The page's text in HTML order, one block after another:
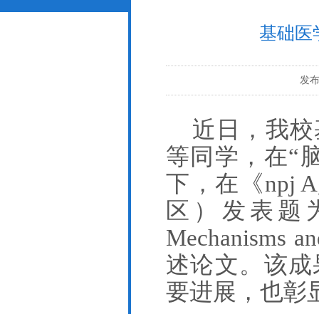
基础医
发
近日，我
等同学 ， 在“
下，在 《npj
区）发表题
Mechanisms
述论文。该成
要进展，也彰